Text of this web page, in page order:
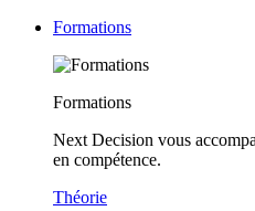
Formations
Formations
Next Decision vous
en compétence.
Théorie